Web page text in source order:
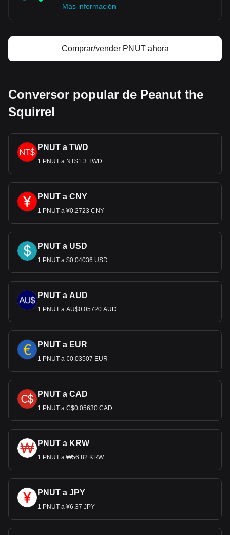
Más información
Comprar/vender PNUT ahora
Conversor popular de Peanut the
Squirrel
PNUT a TWD
1 PNUT a NT$1.3 TWD
PNUT a CNY
1 PNUT a ¥0.2723 CNY
PNUT a USD
1 PNUT a $0.04036 USD
PNUT a AUD
1 PNUT a AU$0.05720 AUD
PNUT a EUR
1 PNUT a €0.03507 EUR
PNUT a CAD
1 PNUT a C$0.05630 CAD
PNUT a KRW
1 PNUT a ₩56.82 KRW
PNUT a JPY
1 PNUT a ¥6.37 JPY